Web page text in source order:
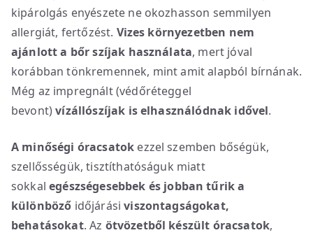
kipárolgás enyészete ne okozhasson semmilyen
allergiát, fertőzést. Vizes környezetben nem
ajánlott a bőr szíjak használata, mert jóval
korábban tönkremennek, mint amit alapból bírnának.
Még az impregnált (védőréteggel
bevont)vízállószíjak is elhasználódnak idővel.
A minőségi óracsatok ezzel szemben bőségük,
szellősségük, tisztíthatóságuk miatt
sokkalegészségesebbek és jobban tűrik a
különböző időjárásiviszontagságokat,
behatásokat. Az ötvözetből készült óracsatok,